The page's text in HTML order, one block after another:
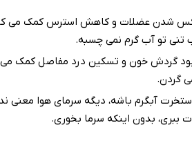
شدن عضلات و کاهش استرس کمک می
تنی تو آب گرم نمی چسبه.
گردش خون و تسکین درد مفاصل کمک می
گردن.
آبگرم باشه، دیگه سرمای هوا معنی
ببری، بدون اینکه سرما بخوری.